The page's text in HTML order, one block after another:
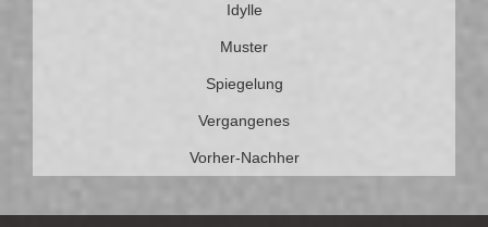
Idylle
Muster
Spiegelung
Vergangenes
Vorher-Nachher